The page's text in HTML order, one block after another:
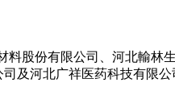
股份有限公司、河北輸林
及河北广祥医药科技有限公